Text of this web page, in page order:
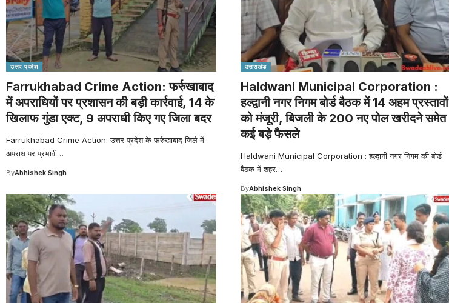
उत्तर प्रदेश
Farrukhabad Crime Action: फर्रुखाबाद
में अपराधियों पर प्रशासन की बड़ी कार्रवाई, 14 के
खिलाफ गुंडा एक्ट, 9 अपराधी किए गए जिला बदर
Farrukhabad Crime Action: उत्तर प्रदेश के फर्रुखाबाद जिले में
अपराध पर प्रभावी…
ByAbhishek Singh
उत्तराखंड
Haldwani Municipal Corporation :
हल्द्वानी नगर निगम बोर्ड बैठक में 14 अहम प्रस्तावों
को मंजूरी, बिजली के 200 नए पोल खरीदने समेत
कई बड़े फैसले
Haldwani Municipal Corporation : हल्द्वानी नगर निगम की बोर्ड
बैठक में शहर…
ByAbhishek Singh